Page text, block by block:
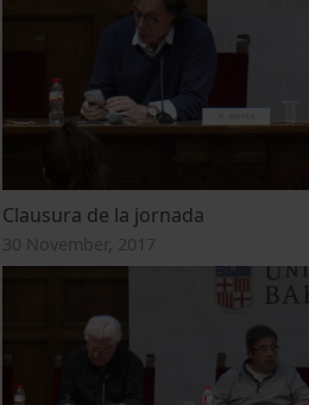
Clausura de la jornada
30 November, 2017